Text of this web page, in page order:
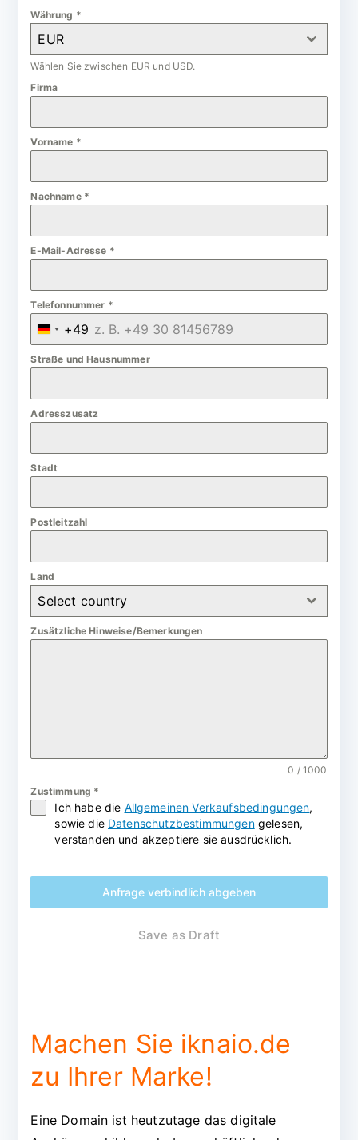
Währung *
EUR
Wählen Sie zwischen EUR und USD.
Firma
Vorname *
Nachname *
E-Mail-Adresse *
Telefonnummer *
G
e
m
a
y
+49
Straße und Hausnummer
Adresszusatz
Stadt
Postleitzahl
Land
Select country
Zusätzliche Hinweise/Bemerkungen
0 / 1000
Zustimmung *
Ich habe die Allgemeinen Verkaufsbedingungen,
sowie die Datenschutzbestimmungengelesen,
verstanden und akzeptiere sie ausdrücklich.
Anfrage verbindlich abgeben
Save as Draft
Machen Sie iknaio.de
zu Ihrer Marke!
Eine Domain ist heutzutage das digitale